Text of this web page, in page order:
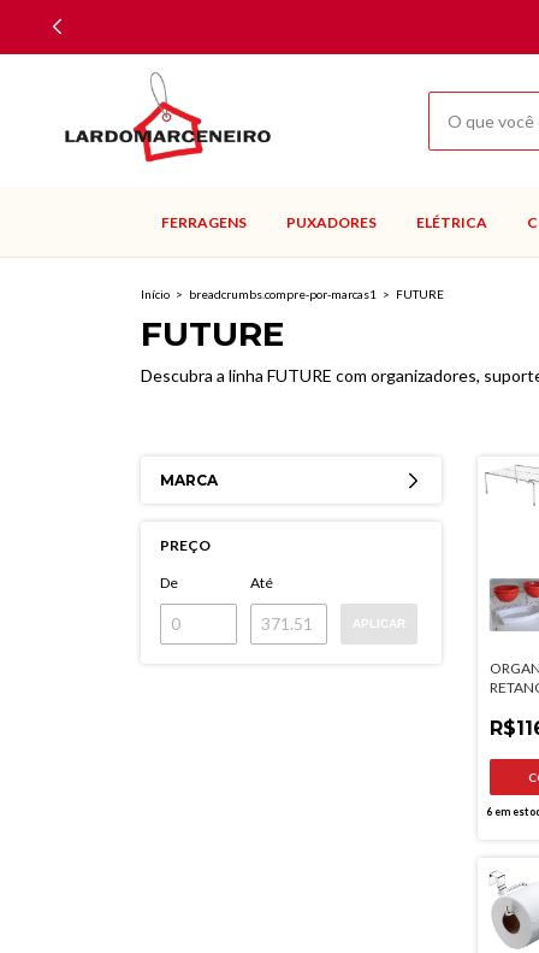
FERRAGENS PUXADORES ELÉTRICA
Início > breadcrumbs.compre-por-marcas1 > FUTURE
FUTURE
Descubra a linha FUTURE com organizadores,
MARCA
PREÇO
De Até
APLICAR
6em